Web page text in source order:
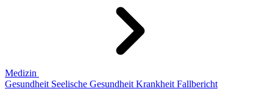
Medizin
Gesundheit Seelische Gesundheit Krankheit Fallbericht